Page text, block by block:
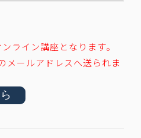
ライン講座となります。
メールアドレスへ送られま